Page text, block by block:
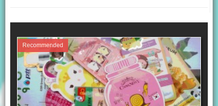
Recommended